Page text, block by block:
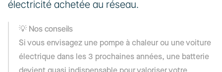
électricité achetée au réseau.
💡 Nos conseils
Si vous envisagez une pompe à chaleur ou une voiture
électrique dans les 3 prochaines années, une batterie